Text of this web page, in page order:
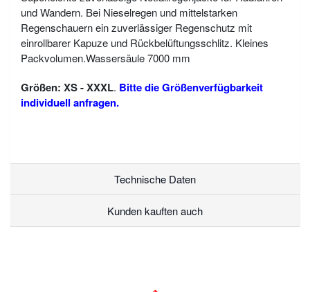
und Wandern. Bei Nieselregen und mittelstarken
Regenschauern ein zuverlässiger Regenschutz mit
einrollbarer Kapuze und Rückbelüftungsschlitz. Kleines
Packvolumen.Wassersäule 7000 mm
Größen: XS - XXXL. Bitte die Größenverfügbarkeit
individuell anfragen.
Technische Daten
Kunden kauften auch